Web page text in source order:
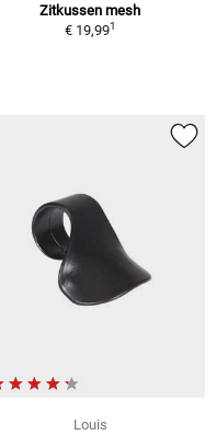
Zitkussen mesh
€ 19,991
Louis